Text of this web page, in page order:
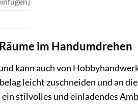
im Handumdrehen
kann auch von
leicht zuschneiden und an
stilvolles und einladendes